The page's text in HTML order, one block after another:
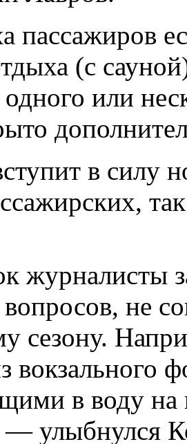
пассажиров
(с
или
в силу
журналисты
вопросов, не
сезону.
вокзального
в воду
— улыбнулся